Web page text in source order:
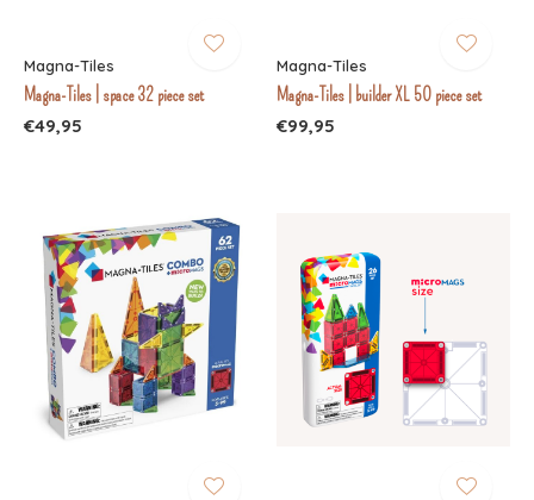
Magna-Tiles
Magna-Tiles | space 32 piece set
€49,95
Magna-Tiles
Magna-Tiles | builder XL 50 piece set
€99,95